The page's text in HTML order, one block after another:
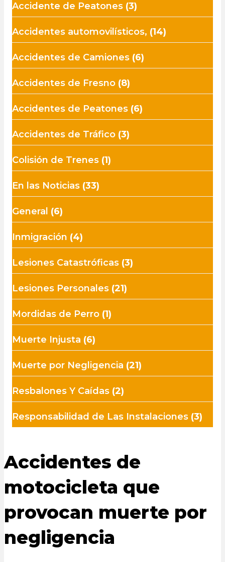
Accidente de Peatones (3)
Accidentes automovilísticos, (14)
Accidentes de Camiones (6)
Accidentes de Fresno (8)
Accidentes de Peatones (6)
Accidentes de Tráfico (3)
Colisión de Trenes (1)
En las Noticias (33)
General (6)
Inmigración (4)
Lesiones Catastróficas (3)
Lesiones Personales (21)
Mordidas de Perro (1)
Muerte Injusta (6)
Muerte por Negligencia (21)
Resbalones Y Caídas (2)
Responsabilidad de Las Instalaciones (3)
Accidentes de
motocicleta que
provocan muerte por
negligencia